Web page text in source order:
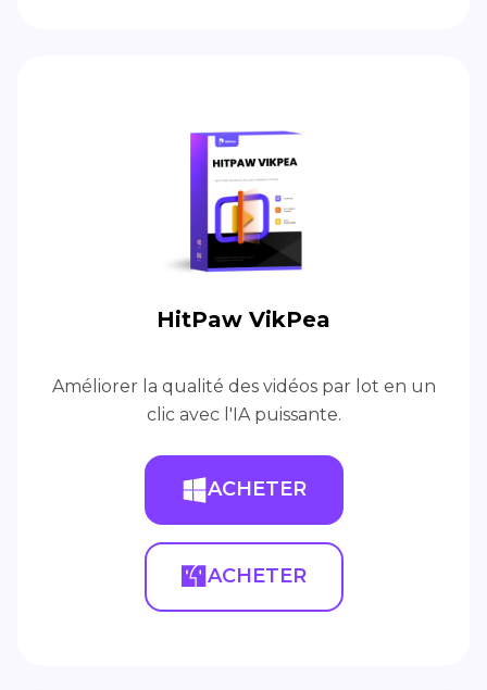
HitPaw VikPea
Améliorer la qualité des vidéos par lot en un
clic avec l'IA puissante.
ACHETER
ACHETER